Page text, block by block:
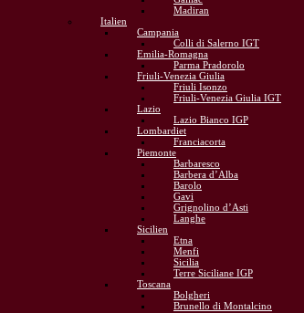
Madiran
Italien
Campania
Colli di Salerno IGT
Emilia-Romagna
Parma Pradorolo
Friuli-Venezia Giulia
Friuli Isonzo
Friuli-Venezia Giulia IGT
Lazio
Lazio Bianco IGP
Lombardiet
Franciacorta
Piemonte
Barbaresco
Barbera d’Alba
Barolo
Gavi
Grignolino d’Asti
Langhe
Sicilien
Etna
Menfi
Sicilia
Terre Siciliane IGP
Toscana
Bolgheri
Brunello di Montalcino